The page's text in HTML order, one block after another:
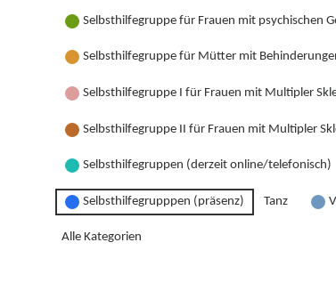
Selbsthilfegruppe für Frauen mit psychischen
Selbsthilfegruppe für Mütter mit
Selbsthilfegruppe I für Frauen mit Multipler
Selbsthilfegruppe II für Frauen mit Multipler
Selbsthilfegruppen (derzeit online/telefonisch)
Selbsthilfegrupppen (präsenz) Tanz
Alle Kategorien